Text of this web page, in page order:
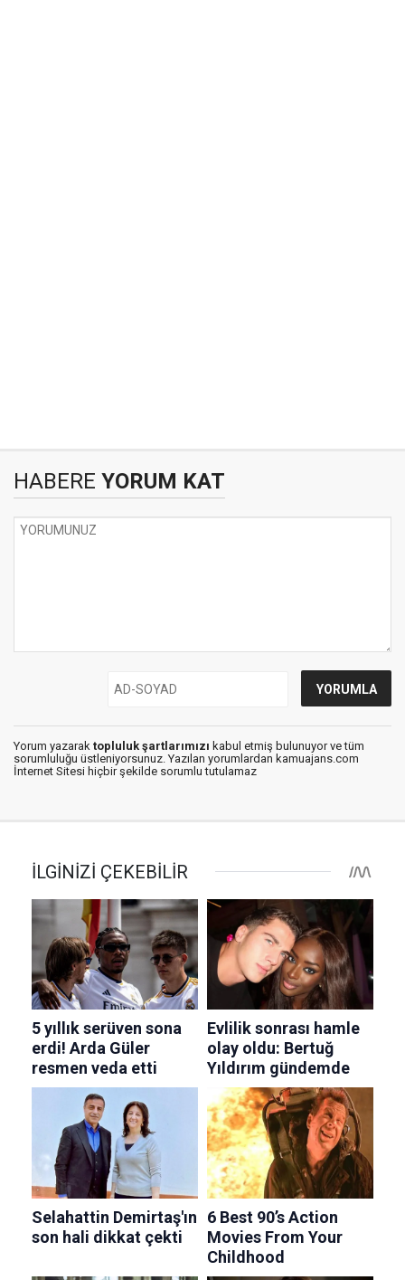
HABERE YORUM KAT
Yorum yazarak topluluk şartlarımızı kabul etmiş bulunuyor ve tüm
sorumluluğu üstleniyorsunuz. Yazılan yorumlardan kamuajans.com
İnternet Sitesi hiçbir şekilde sorumlu tutulamaz